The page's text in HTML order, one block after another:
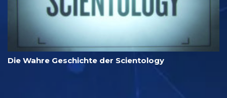
Die Wahre Geschichte der Scientology